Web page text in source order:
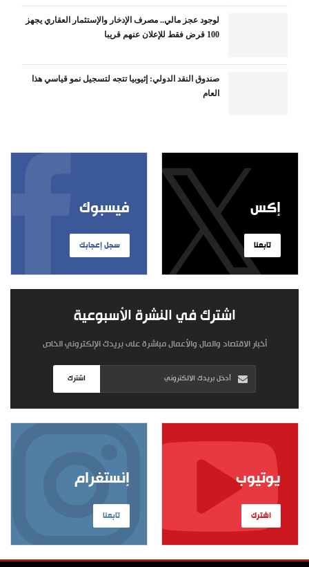
لوجود عجز مالي.. مصرف الإدخار والإستثمار العقاري يجهز
100 قرض فقط للإعلان عنهم قريبا
صندوق النقد الدولي: إثيوبيا تتجه لتسجيل نمو قياسي هذا
العام
فيسبوك
سجل إعجابك
إكس
تابعنا
اشترك في النشرة الأسبوعية
أخبار الاقتصاد والمال والأعمال مباشرة على بريدك الإلكتروني الخاص
اشترك
إنستغرام
تابعنا
يوتيوب
اشترك